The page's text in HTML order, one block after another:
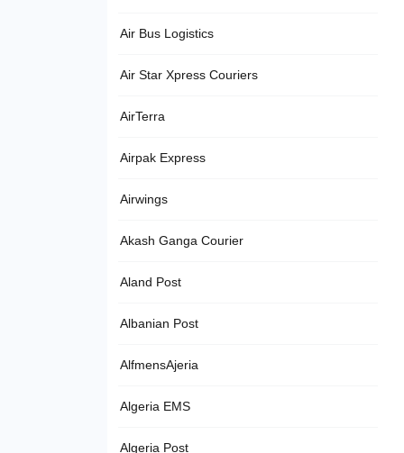
Air Bus Logistics
Air Star Xpress Couriers
AirTerra
Airpak Express
Airwings
Akash Ganga Courier
Aland Post
Albanian Post
AlfmensAjeria
Algeria EMS
Algeria Post